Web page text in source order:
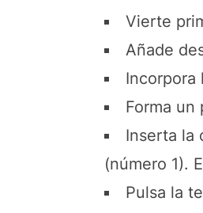
Vierte
Añade
Incorpora
Forma un
Inserta la
(número 1).
Pulsa la